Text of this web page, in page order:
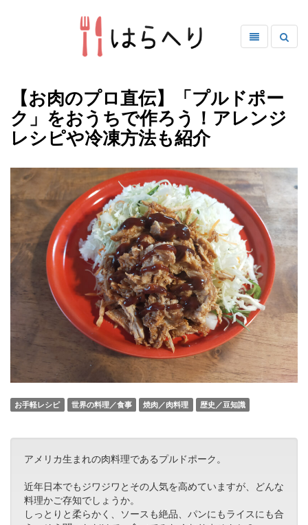
【お肉のプロ直伝】「プルドポー
ク」をおうちで作ろう！アレンジ
レシピや冷凍方法も紹介
お手軽レシピ 世界の料理／食事 焼肉／肉料理 歴史／豆知識
アメリカ生まれの肉料理であるプルドポーク。
近年日本でもジワジワとその人気を高めていますが、どんな
料理かご存知でしょうか。
しっとりと柔らかく、ソースも絶品、パンにもライスにも合